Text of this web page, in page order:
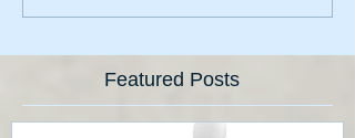
Featured Posts